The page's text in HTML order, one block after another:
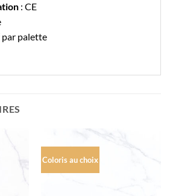
: CE
par palette
Coloris au choix